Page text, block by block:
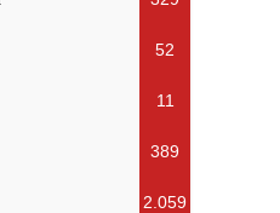
52
11
389
2.059